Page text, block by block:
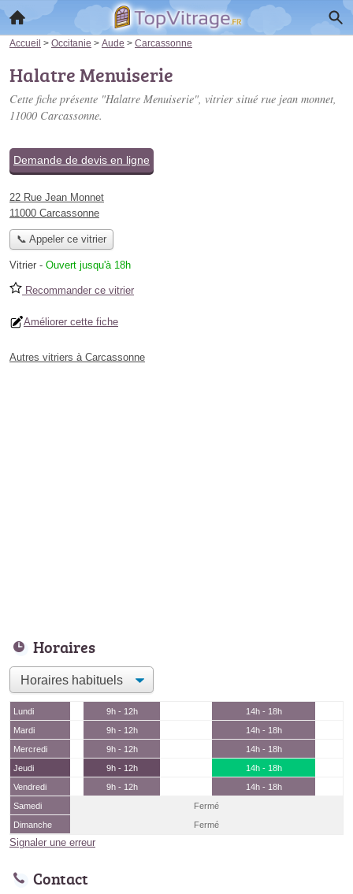
Accueil > Occitanie > Aude > Carcassonne
Halatre Menuiserie
Cette fiche présente "Halatre Menuiserie", vitrier situé rue jean monnet,
11000 Carcassonne.
Demande de devis en ligne
22 Rue Jean Monnet
11000 Carcassonne
📞 Appeler ce vitrier
Vitrier - Ouvert jusqu'à 18h
Recommander ce vitrier
Améliorer cette fiche
Autres vitriers à Carcassonne
Horaires
Lundi 9h - 12h
14h - 18h
Mardi
9h - 12h
14h - 18h
Mercredi
9h - 12h
14h - 18h
Jeudi
9h - 12h
14h - 18h
Vendredi
9h - 12h
14h - 18h
Samedi
Fermé
Dimanche
Fermé
Signaler une erreur
Contact